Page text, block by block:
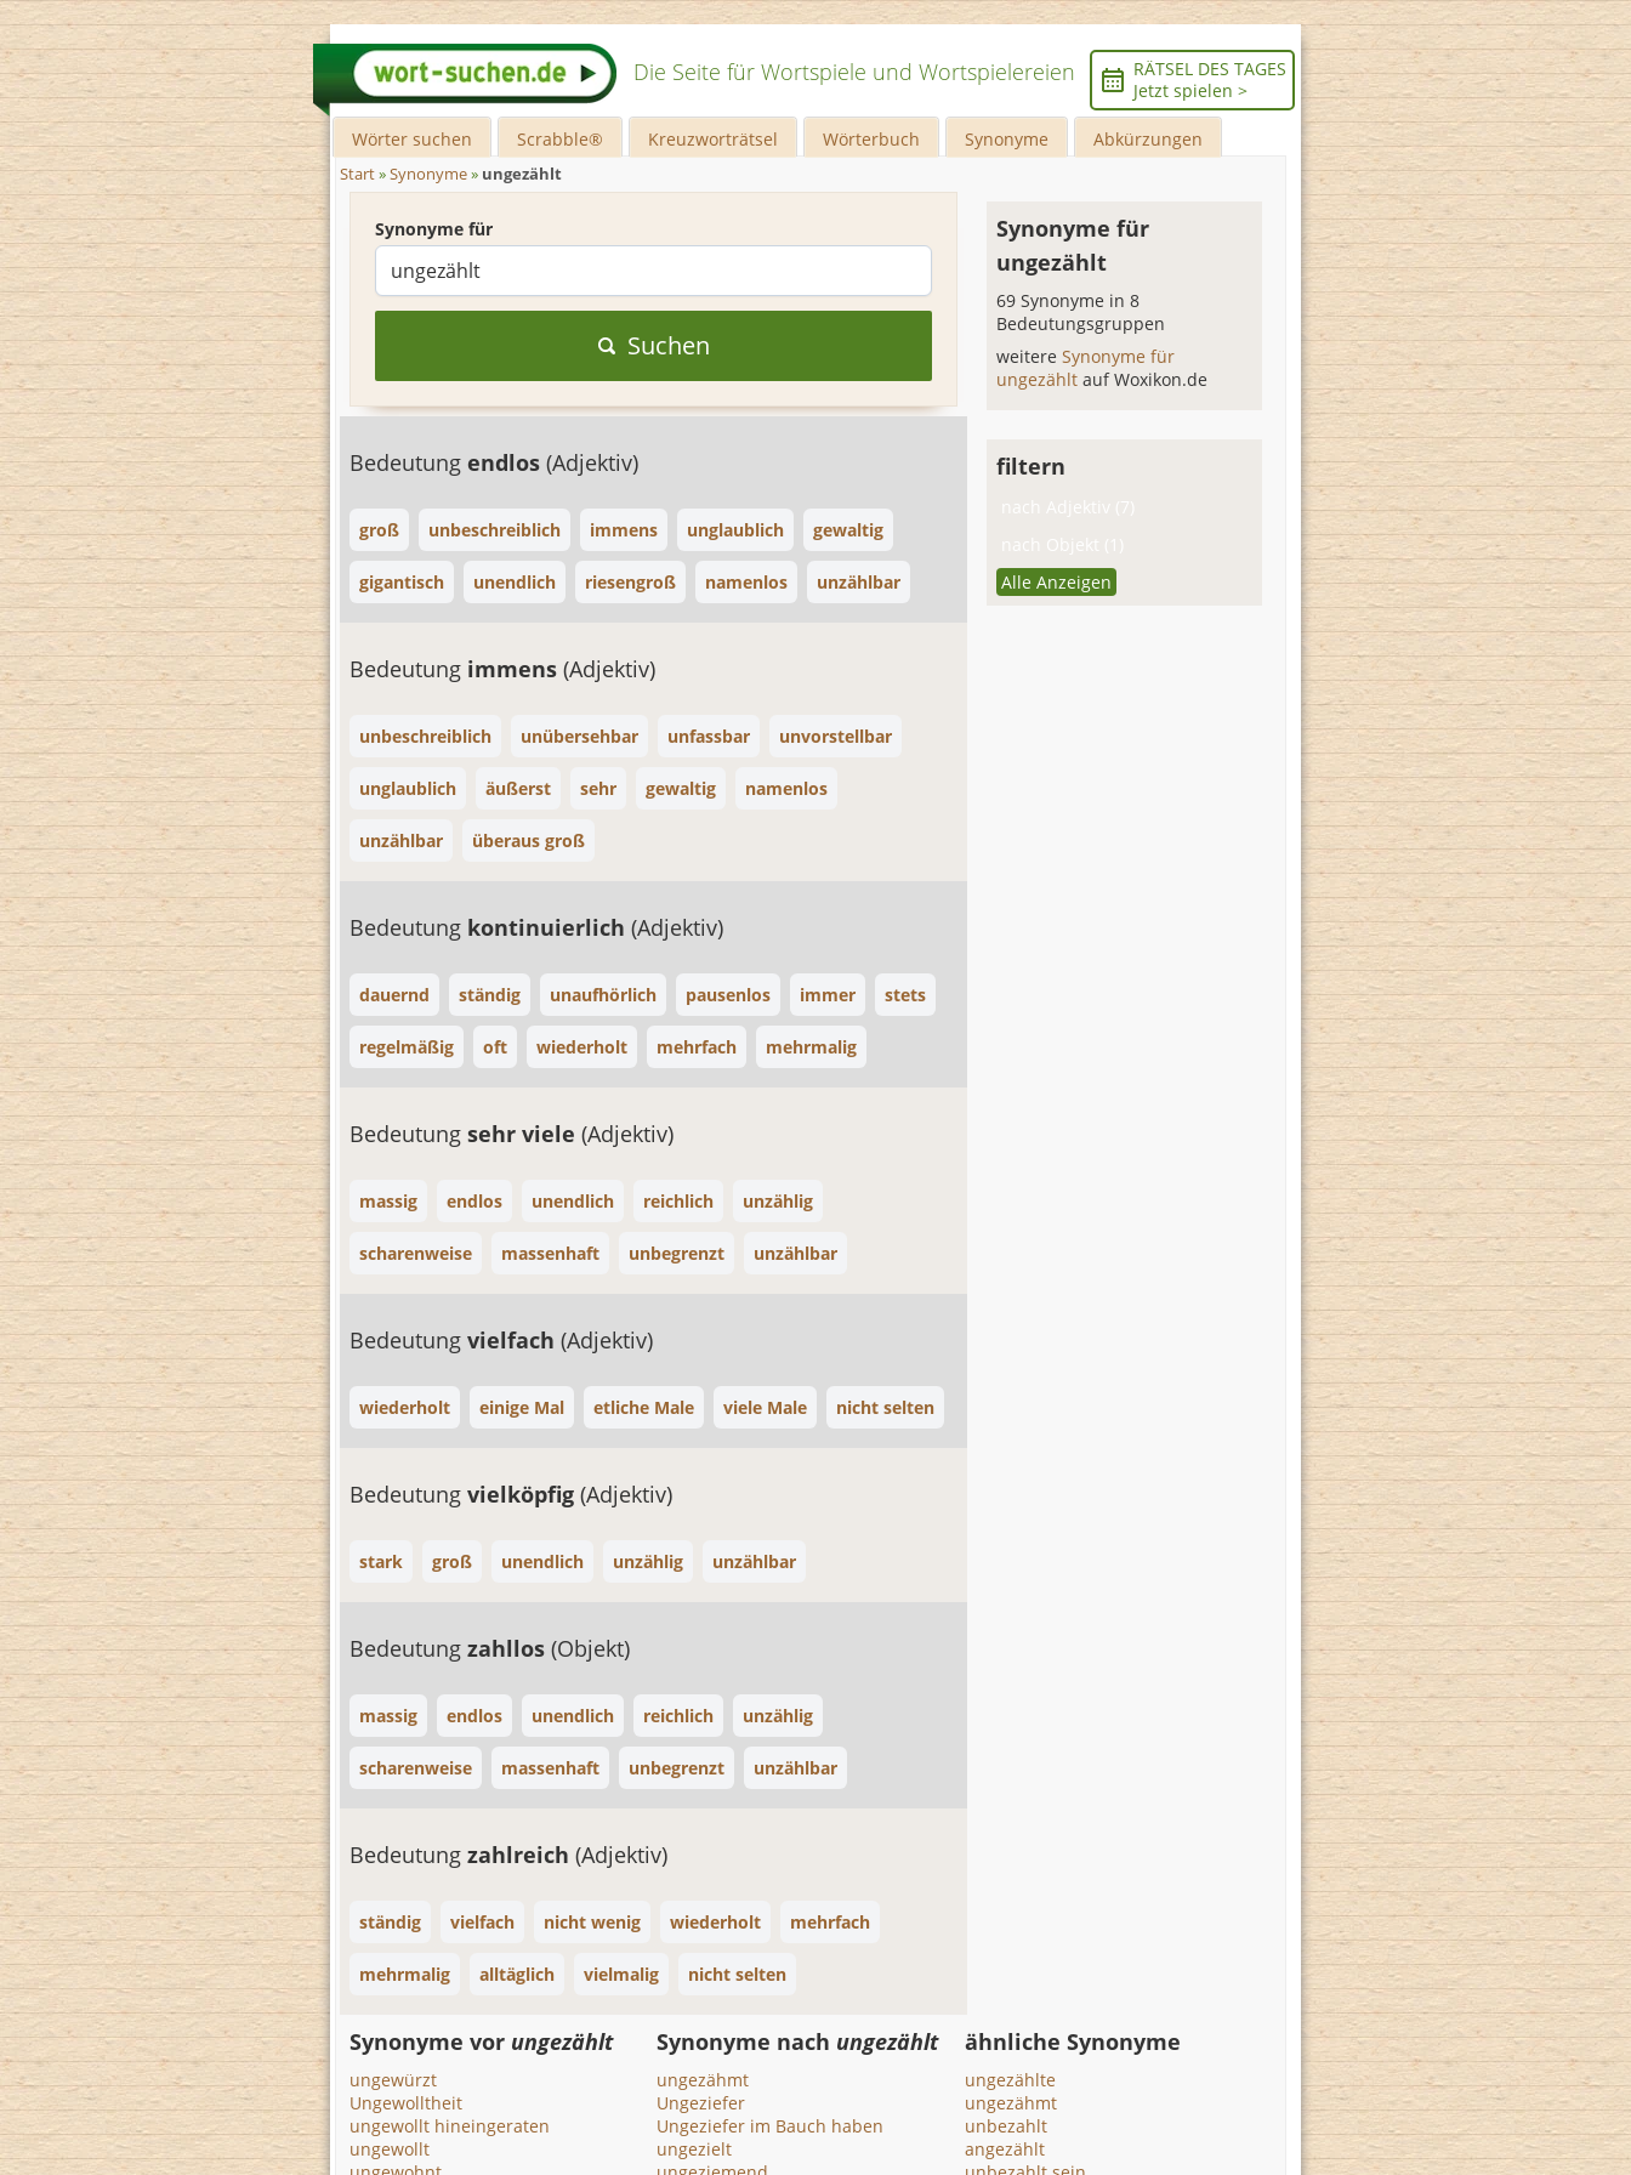
Die Seite für Wortspiele und Wortspielereien
RÄTSEL DES TAGES
Jetzt spielen >
Wörter suchen Scrabble® Kreuzworträtsel Wörterbuch Synonyme Abkürzungen
Start»Synonyme» ungezählt
Synonyme für
Suchen
Bedeutung endlos (Adjektiv)
groß unbeschreiblich immens unglaublich gewaltig
gigantisch unendlich riesengroß namenlos unzählbar
Bedeutung immens (Adjektiv)
unbeschreiblich unübersehbar unfassbar unvorstellbar
unglaublich äußerst sehr gewaltig namenlos
unzählbar überaus groß
Bedeutung kontinuierlich (Adjektiv)
dauernd ständig unaufhörlich pausenlos immer stets
regelmäßig oft wiederholt mehrfach mehrmalig
Bedeutung sehr viele (Adjektiv)
massig endlos unendlich reichlich unzählig
scharenweise massenhaft unbegrenzt unzählbar
Bedeutung vielfach (Adjektiv)
wiederholt einige Mal etliche Male viele Male nicht selten
Bedeutung vielköpfig (Adjektiv)
stark groß unendlich unzählig unzählbar
Bedeutung zahllos (Objekt)
massig endlos unendlich reichlich unzählig
scharenweise massenhaft unbegrenzt unzählbar
Bedeutung zahlreich (Adjektiv)
ständig vielfach nicht wenig wiederholt mehrfach
mehrmalig alltäglich vielmalig nicht selten
Synonyme für
ungezählt
69 Synonyme in 8
Bedeutungsgruppen
weitereSynonyme für
ungezähltauf Woxikon.de
filtern
nach Adjektiv (7)
nach Objekt (1)
Alle Anzeigen
Synonyme vor ungezählt
ungewürzt
Ungewolltheit
ungewollt hineingeraten
ungewollt
Synonyme nach ungezählt
ungezähmt
Ungeziefer
Ungeziefer im Bauch haben
ungezielt
ähnliche Synonyme
ungezählte
ungezähmt
unbezahlt
angezählt